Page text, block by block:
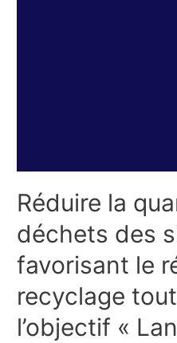
Réduire la
déchets des
favorisant le
recyclage
l’objectif «